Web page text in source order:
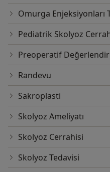
Omurga Enjeksiyonları
Pediatrik Skolyoz
Preoperatif
Randevu
Sakroplasti
Skolyoz Ameliyatı
Skolyoz Cerrahisi
Skolyoz Tedavisi